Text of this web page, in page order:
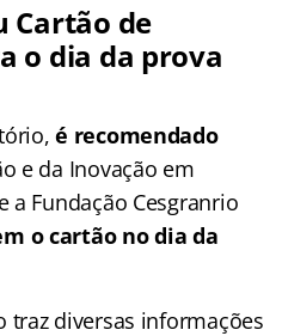
Cartão de
o dia da prova
é recomendado
e da Inovação em
a Fundação Cesgranrio
o cartão no dia da
traz diversas informações